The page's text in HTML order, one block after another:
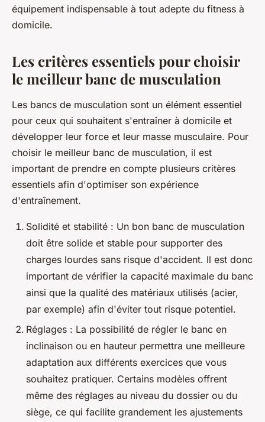
équipement indispensable à tout adepte du fitness à
domicile.
Les critères essentiels pour choisir
le meilleur banc de musculation
Les bancs de musculation sont un élément essentiel
pour ceux qui souhaitent s'entraîner à domicile et
développer leur force et leur masse musculaire. Pour
choisir le meilleur banc de musculation, il est
important de prendre en compte plusieurs critères
essentiels afin d'optimiser son expérience
d'entraînement.
Solidité et stabilité : Un bon banc de musculation
doit être solide et stable pour supporter des
charges lourdes sans risque d'accident. Il est donc
important de vérifier la capacité maximale du banc
ainsi que la qualité des matériaux utilisés (acier,
par exemple) afin d'éviter tout risque potentiel.
Réglages : La possibilité de régler le banc en
inclinaison ou en hauteur permettra une meilleure
adaptation aux différents exercices que vous
souhaitez pratiquer. Certains modèles offrent
même des réglages au niveau du dossier ou du
siège, ce qui facilite grandement les ajustements